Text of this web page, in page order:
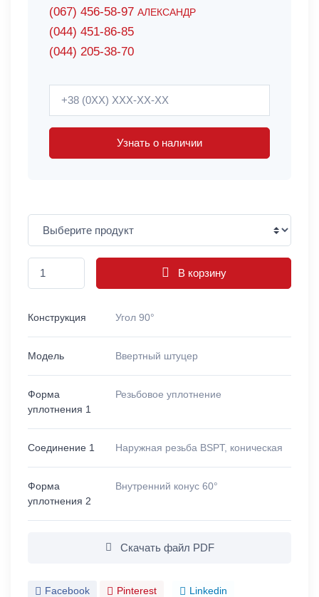
(067) 456-58-97 АЛЕКСАНДР
(044) 451-86-85
(044) 205-38-70
Узнать о наличии
В корзину
Конструкция Угол 90°
Модель Ввертный штуцер
Форма
уплотнения 1
Резьбовое уплотнение
Соединение 1 Наружная резьба BSPT, коническая
Форма
уплотнения 2
Внутренний конус 60°
Скачать файл PDF
Facebook Pinterest Linkedin